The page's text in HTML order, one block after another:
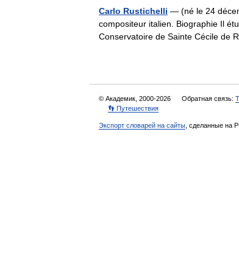
Carlo Rustichelli — (né le 24
compositeur italien. Biographie Il
Conservatoire de Sainte Cécile de
© Академик, 2000-2026 Обратная связь:
👣 Путешествия
Экспорт словарей на сайты , сделанные на